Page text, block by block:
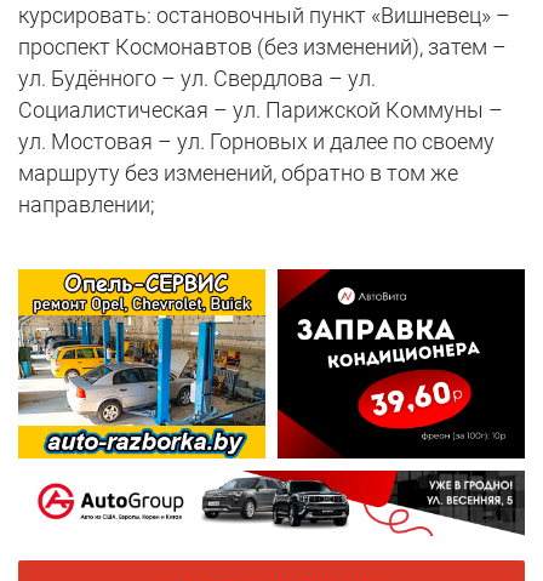
курсировать: остановочный пункт «Вишневец» –
проспект Космонавтов (без изменений), затем –
ул. Будённого – ул. Свердлова – ул.
Социалистическая – ул. Парижской Коммуны –
ул. Мостовая – ул. Горновых и далее по своему
маршруту без изменений, обратно в том же
направлении;